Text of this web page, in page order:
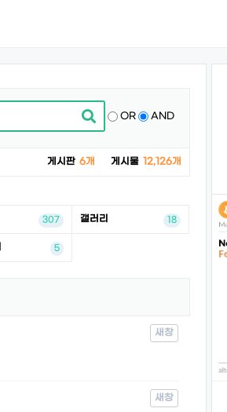
OR AND
게시판 6개 게시물 12,126개
307 갤러리 18
5
새창
새창